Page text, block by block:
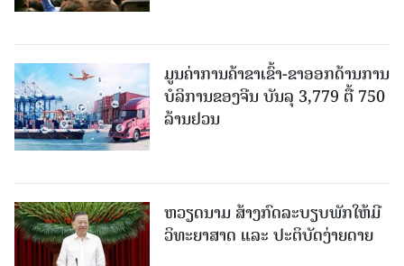
ມູນຄ່າການຄ້າຂາເຂົ້າ-ຂາອອກດ້ານການ
ບໍລິການຂອງຈີນ ບັນລຸ 3,779 ຕື້ 750
ລ້ານຢວນ
ຫວຽດນາມ ສ້າງກົດລະບຽບພັກໃຫ້ມີ
ວິທະຍາສາດ ແລະ ປະຕິບັດງ່າຍດາຍ